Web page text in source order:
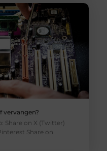
vervangen?
Share on X (Twitter)
Share on